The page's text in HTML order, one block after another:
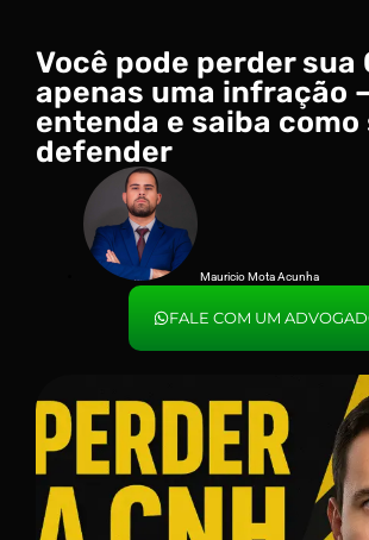
Você pode perder sua
apenas uma infração –
entenda e saiba como
defender
Mauricio Mota Acunha
FALE COM UM